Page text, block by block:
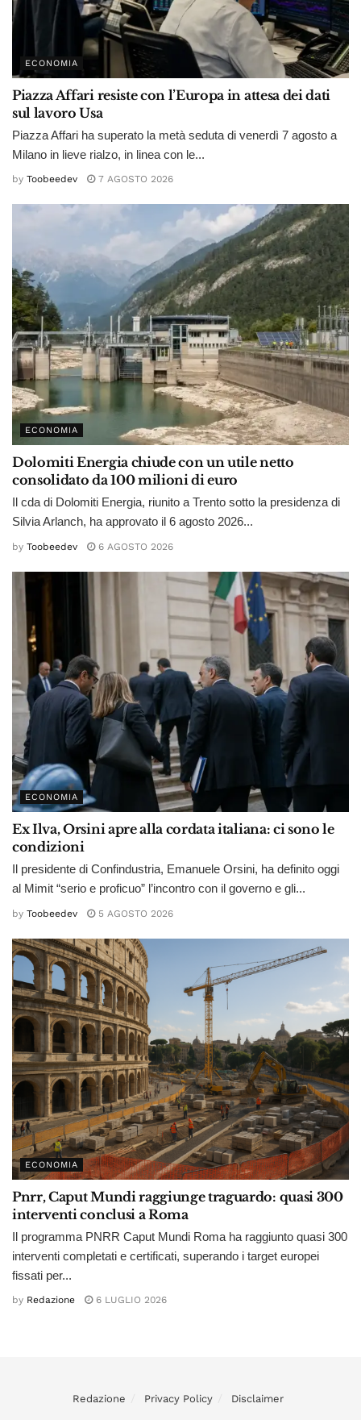
ECONOMIA
Piazza Affari resiste con l’Europa in attesa dei dati
sul lavoro Usa
Piazza Affari ha superato la metà seduta di venerdì 7 agosto a
Milano in lieve rialzo, in linea con le...
by Toobeedev 7 AGOSTO 2026
ECONOMIA
Dolomiti Energia chiude con un utile netto
consolidato da 100 milioni di euro
Il cda di Dolomiti Energia, riunito a Trento sotto la presidenza di
Silvia Arlanch, ha approvato il 6 agosto 2026...
by Toobeedev 6 AGOSTO 2026
ECONOMIA
Ex Ilva, Orsini apre alla cordata italiana: ci sono le
condizioni
Il presidente di Confindustria, Emanuele Orsini, ha definito oggi
al Mimit “serio e proficuo” l’incontro con il governo e gli...
by Toobeedev 5 AGOSTO 2026
ECONOMIA
Pnrr, Caput Mundi raggiunge traguardo: quasi 300
interventi conclusi a Roma
Il programma PNRR Caput Mundi Roma ha raggiunto quasi 300
interventi completati e certificati, superando i target europei
fissati per...
by Redazione 6 LUGLIO 2026
Redazione Privacy Policy Disclaimer